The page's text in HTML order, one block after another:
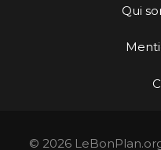
Qui
© 2026